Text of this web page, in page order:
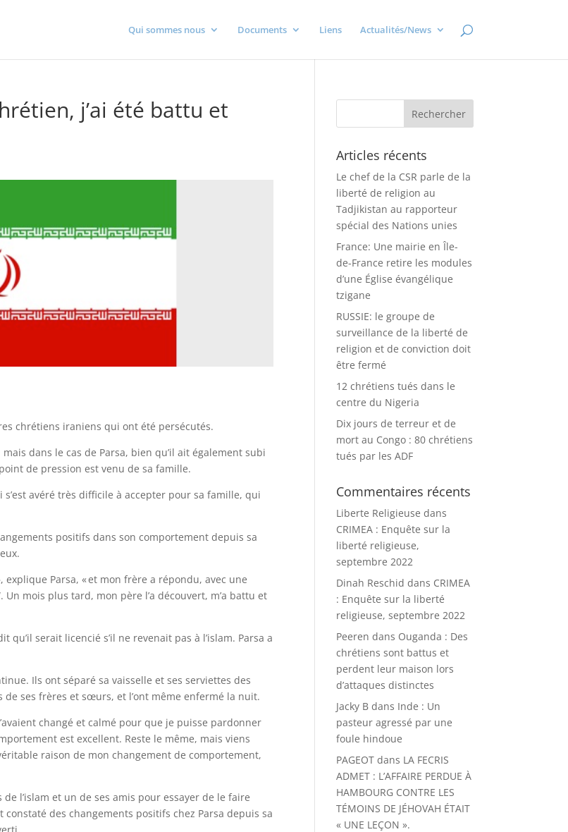
Qui sommes nous Documents Liens Actualités/News
j’ai été battu et
chrétiens iraniens qui ont été persécutés.
dans le cas de Parsa, bien qu’il ait également subi
de pression est venu de sa famille.
s’est avéré très difficile à accepter pour sa famille, qui
positifs dans son comportement depuis sa
explique Parsa, « et mon frère a répondu, avec une
mois plus tard, mon père l’a découvert, m’a battu et
serait licencié s’il ne revenait pas à l’islam. Parsa a
Ils ont séparé sa vaisselle et ses serviettes des
ses frères et sœurs, et l’ont même enfermé la nuit.
changé et calmé pour que je puisse pardonner
est excellent. Reste le même, mais viens
raison de mon changement de comportement,
l’islam et un de ses amis pour essayer de le faire
constaté des changements positifs chez Parsa depuis sa
Articles récents
Le chef de la CSR parle de la
liberté de religion au
Tadjikistan au rapporteur
spécial des Nations unies
France: Une mairie en Île-
de-France retire les modules
d’une Église évangélique
tzigane
RUSSIE: le groupe de
surveillance de la liberté de
religion et de conviction doit
être fermé
12 chrétiens tués dans le
centre du Nigeria
Dix jours de terreur et de
mort au Congo : 80 chrétiens
tués par les ADF
Commentaires récents
Liberte Religieuse dans
CRIMEA : Enquête sur la
liberté religieuse,
septembre 2022
Dinah Reschid dans CRIMEA
: Enquête sur la liberté
religieuse, septembre 2022
Peeren dans Ouganda : Des
chrétiens sont battus et
perdent leur maison lors
d’attaques distinctes
Jacky B dans Inde : Un
pasteur agressé par une
foule hindoue
PAGEOT dans LA FECRIS
ADMET : L’AFFAIRE PERDUE À
HAMBOURG CONTRE LES
TÉMOINS DE JÉHOVAH ÉTAIT
« UNE LEÇON ».